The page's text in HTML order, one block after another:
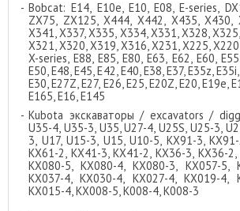
Bobcat: E14, E10e, E10, E08, E-series,
ZX75, ZX125, X444, X442, X435, X430,
X341, X337, X335, X334, X331, X328,
X321, X320, X319, X316, X231, X225,
X-series, E88, E85, E80, E63, E62, E60,
E50, E48, E45, E42, E40, E38, E37, E35z,
E30, E27Z, E27, E26, E25, E20Z, E20, E19e,
E165, E16, E145
Kubota экскаваторы / excavators /
U35-4, U35-3, U35, U27-4, U25S, U25-3,
3, U17, U15-3, U15, U10-5, KX91-3,
KX61-2, KX41-3, KX41-2, KX36-3, KX36-
KX080-5, KX080-4, KX080-3, KX057-5,
KX037-4, KX030-4, KX027-4, KX019-4,
KX015-4, KX008-5, K008-4, K008-3